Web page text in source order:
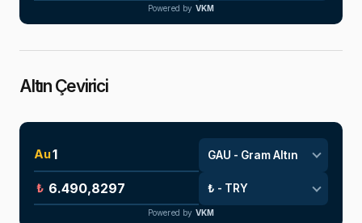
Powered by VKM
Altın Çevirici
Au
₺
Powered by VKM